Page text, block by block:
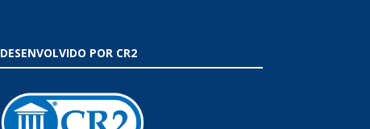
DESENVOLVIDO POR CR2